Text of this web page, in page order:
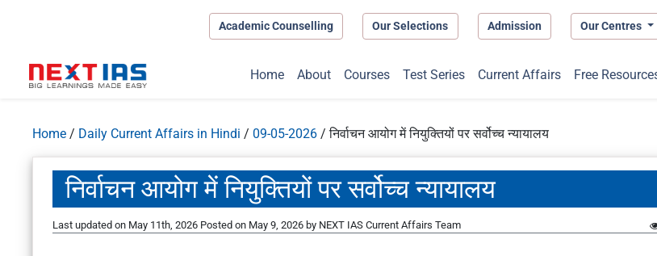
Academic Counselling Our Selections Admission Our Centres
Home About Courses Test Series Current Affairs Free
Home / Daily Current Affairs in Hindi / 09-05-2026 /निर्वाचन आयोग में नियुक्तियों पर सर्वोच्च न्यायालय
निर्वाचन आयोग में नियुक्तियों पर सर्वोच्च न्यायालय
Last updated on May 11th, 2026 Posted on May 9, 2026 by NEXT IAS Current Affairs Team